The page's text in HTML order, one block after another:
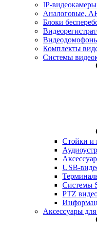
IP-видеокамеры
Аналоговые,
Блоки
Комплекты
Системы
Стойки и
USB-
Системы
PTZ
Аксессуары